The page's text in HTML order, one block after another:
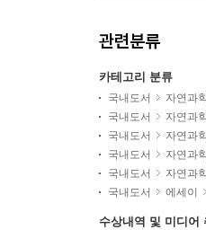
관련분류
카테고리 분류
국내도서 자연과
국내도서
자연과
국내도서
자연과
국내도서
자연과
국내도서
자연과
국내도서
에세이
수상내역 및 미디어